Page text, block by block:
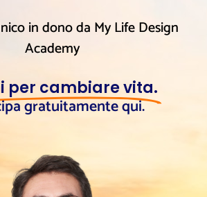
in dono da My Life Design
Academy
per cambiare vita.
gratuitamente qui.